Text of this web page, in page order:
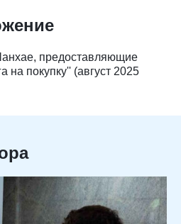
предоставляющие
на покупку'' (август 2025